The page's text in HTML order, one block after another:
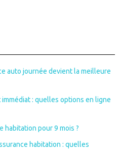
auto journée devient la meilleure
: quelles options en ligne
habitation pour 9 mois ?
habitation : quelles